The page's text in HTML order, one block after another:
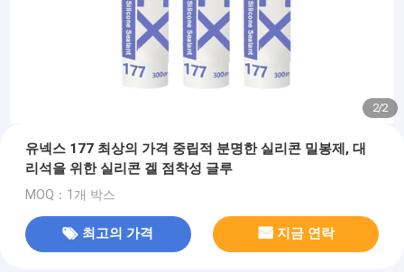
2/2
유넥스 177 최상의 가격 중립적 분명한 실리콘 밀봉제, 대
리석을 위한 실리콘 겔 점착성 글루
MOQ：1개 박스
최고의 가격 지금 연락